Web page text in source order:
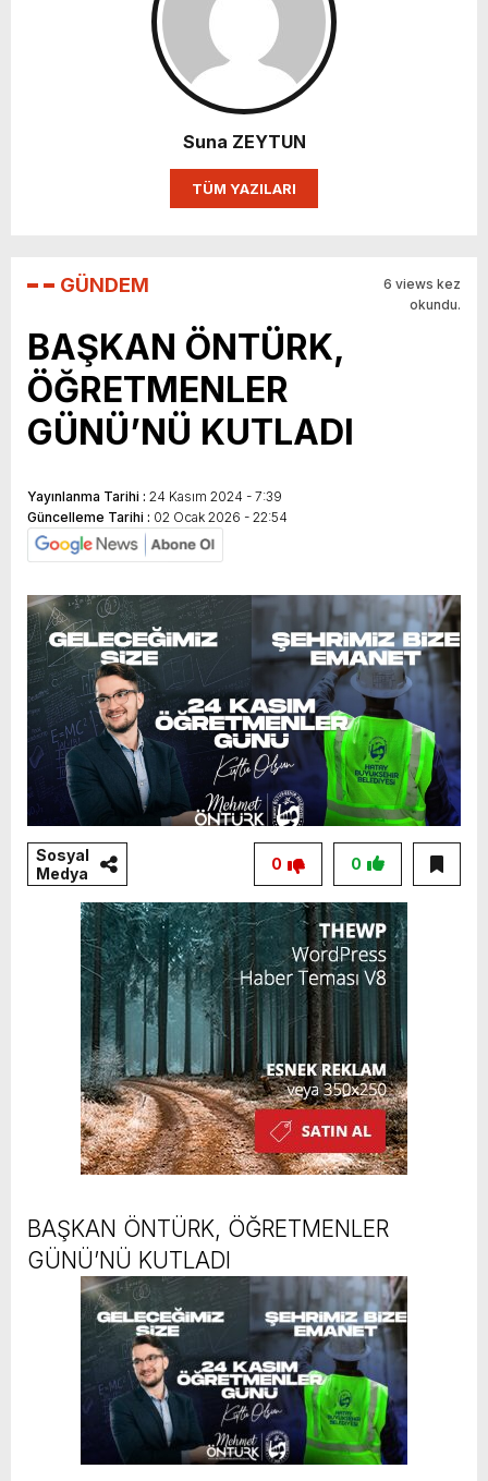
Suna ZEYTUN
TÜM YAZILARI
GÜNDEM
6 views kez
okundu.
BAŞKAN ÖNTÜRK,
ÖĞRETMENLER
GÜNÜ’NÜ KUTLADI
Yayınlanma Tarihi : 24 Kasım 2024 - 7:39
Güncelleme Tarihi : 02 Ocak 2026 - 22:54
Sosyal
Medya
0
0
BAŞKAN ÖNTÜRK, ÖĞRETMENLER
GÜNÜ’NÜ KUTLADI